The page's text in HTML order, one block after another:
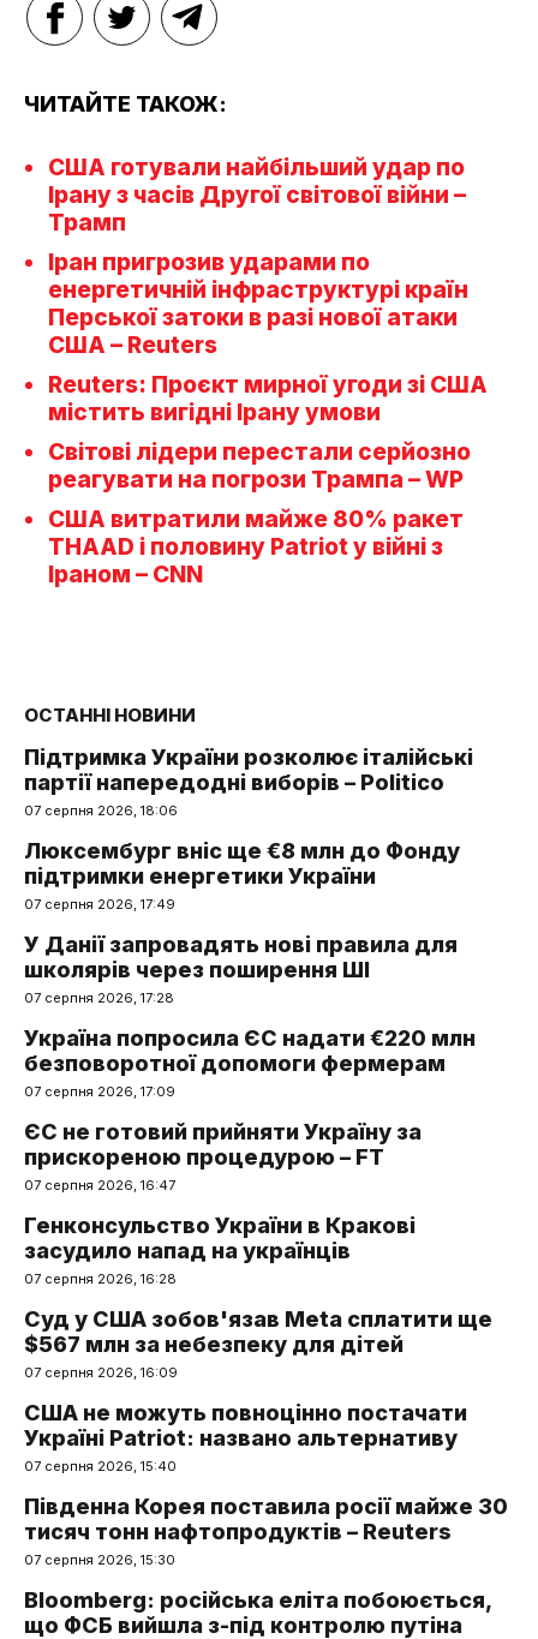
ЧИТАЙТЕ ТАКОЖ:
США готували найбільший удар по
Ірану з часів Другої світової війни –
Трамп
Іран пригрозив ударами по
енергетичній інфраструктурі країн
Перської затоки в разі нової атаки
США – Reuters
Reuters: Проєкт мирної угоди зі США
містить вигідні Ірану умови
Світові лідери перестали серйозно
реагувати на погрози Трампа – WP
США витратили майже 80% ракет
THAAD і половину Patriot у війні з
Іраном – CNN
ОСТАННІ НОВИНИ
Підтримка України розколює італійські
партії напередодні виборів – Politico
07 серпня 2026, 18:06
Люксембург вніс ще €8 млн до Фонду
підтримки енергетики України
07 серпня 2026, 17:49
У Данії запровадять нові правила для
школярів через поширення ШІ
07 серпня 2026, 17:28
Україна попросила ЄС надати €220 млн
безповоротної допомоги фермерам
07 серпня 2026, 17:09
ЄС не готовий прийняти Україну за
прискореною процедурою – FT
07 серпня 2026, 16:47
Генконсульство України в Кракові
засудило напад на українців
07 серпня 2026, 16:28
Суд у США зобов'язав Meta сплатити ще
$567 млн за небезпеку для дітей
07 серпня 2026, 16:09
США не можуть повноцінно постачати
Україні Patriot: названо альтернативу
07 серпня 2026, 15:40
Південна Корея поставила росії майже 30
тисяч тонн нафтопродуктів – Reuters
07 серпня 2026, 15:30
Bloomberg: російська еліта побоюється,
що ФСБ вийшла з-під контролю путіна